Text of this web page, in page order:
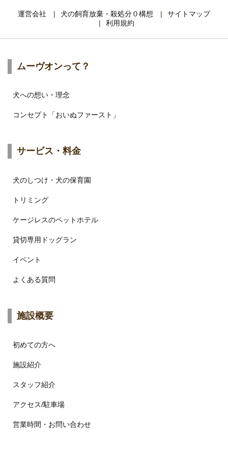
運営会社 犬の飼育放棄・殺処分０構想
サイトマップ
利用規約
ムーヴオンって？
犬への想い・理念
コンセプト「おいぬファースト」
サービス・料金
犬のしつけ・犬の保育園
トリミング
ケージレスのペットホテル
貸切専用ドッグラン
イベント
よくある質問
施設概要
初めての方へ
施設紹介
スタッフ紹介
アクセス/駐車場
営業時間・お問い合わせ